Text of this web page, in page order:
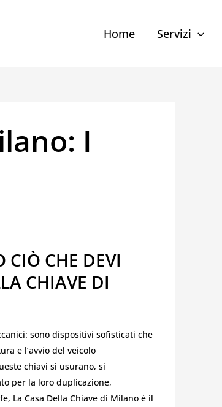
Home Servizi
I
CHE DEVI
CHIAVE DI
sono dispositivi sofisticati che
e l’avvio del veicolo
chiavi si usurano, si
per la loro duplicazione,
La Casa Della Chiave di Milano è il